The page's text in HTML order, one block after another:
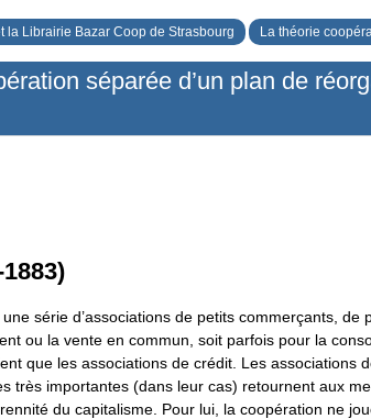
la Librairie Bazar Coop de Strasbourg La théorie
séparée d’un plan de
série d’associations de petits commerçants, de
ou la vente en commun, soit parfois pour la
que les associations de crédit. Les associations
très importantes (dans leur cas) retournent aux
du capitalisme. Pour lui, la coopération ne